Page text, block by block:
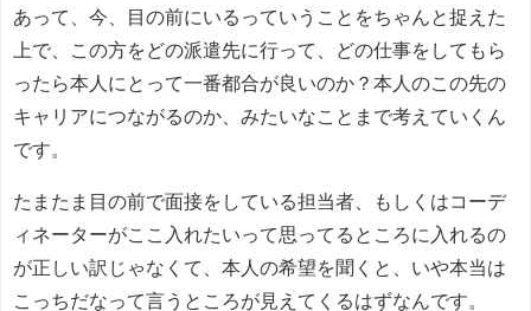
あって、今、目の前にいるっていうことをちゃんと捉えた
上で、この方をどの派遣先に行って、どの仕事をしてもら
ったら本人にとって一番都合が良いのか？本人のこの先の
キャリアにつながるのか、みたいなことまで考えていくん
です。
たまたま目の前で面接をしている担当者、もしくはコーデ
ィネーターがここ入れたいって思ってるところに入れるの
が正しい訳じゃなくて、本人の希望を聞くと、いや本当は
こっちだなって言うところが見えてくるはずなんです。